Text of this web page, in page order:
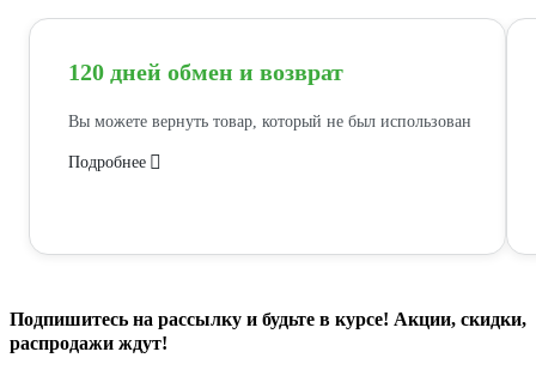
120 дней обмен и возврат
Вы можете вернуть товар, который не был использован
Подробнее
Подпишитесь на рассылку и будьте в курсе! Акции, скидки,
распродажи ждут!